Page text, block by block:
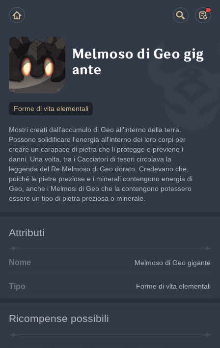
Melmoso di Geo gig
ante
Forme di vita elementali
Mostri creati dall'accumulo di Geo all'interno della terra.
Possono solidificare l'energia all'interno dei loro corpi per
creare un carapace di pietra che li protegge e previene i
danni. Una volta, tra i Cacciatori di tesori circolava la
leggenda del Re Melmoso di Geo dorato. Credevano che,
poiché le pietre preziose e i minerali contengono energia di
Geo, anche i Melmosi di Geo che la contengono potessero
essere un tipo di pietra preziosa o minerale.
Attributi
Nome Melmoso di Geo gigante
Tipo Forme di vita elementali
Ricompense possibili